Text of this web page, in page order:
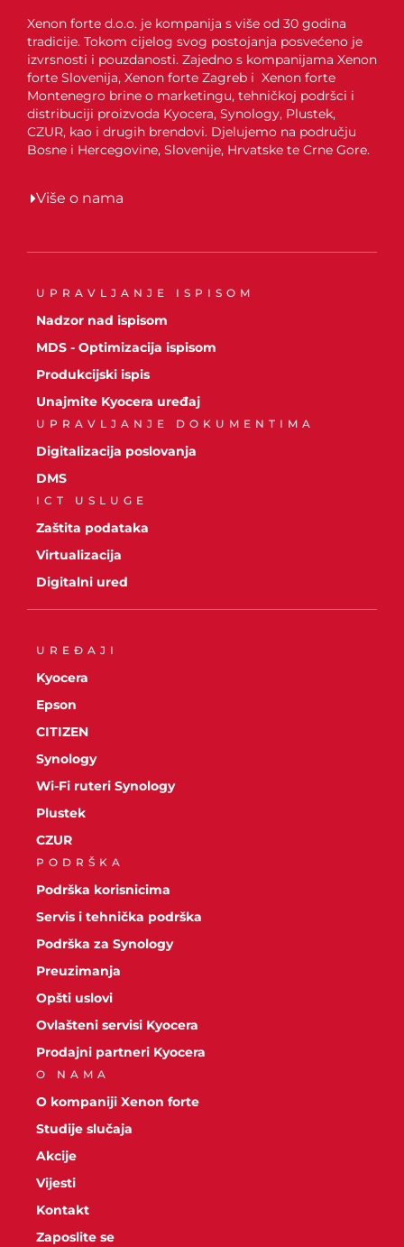
Xenon forte d.o.o. je kompanija s više od 30 godina
tradicije. Tokom cijelog svog postojanja posvećeno je
izvrsnosti i pouzdanosti. Zajedno s kompanijama Xenon
forte Slovenija, Xenon forte Zagreb i Xenon forte
Montenegro brine o marketingu, tehničkoj podršci i
distribuciji proizvoda Kyocera, Synology, Plustek,
CZUR, kao i drugih brendovi. Djelujemo na području
Bosne i Hercegovine, Slovenije, Hrvatske te Crne Gore.
Više o nama
UPRAVLJANJE ISPISOM
Nadzor nad ispisom
MDS - Optimizacija ispisom
Produkcijski ispis
Unajmite Kyocera uređaj
UPRAVLJANJE DOKUMENTIMA
Digitalizacija poslovanja
DMS
ICT USLUGE
Zaštita podataka
Virtualizacija
Digitalni ured
UREĐAJI
Kyocera
Epson
CITIZEN
Synology
Wi-Fi ruteri Synology
Plustek
CZUR
PODRŠKA
Podrška korisnicima
Servis i tehnička podrška
Podrška za Synology
Preuzimanja
Opšti uslovi
Ovlašteni servisi Kyocera
Prodajni partneri Kyocera
O NAMA
O kompaniji Xenon forte
Studije slučaja
Akcije
Vijesti
Kontakt
Zaposlite se